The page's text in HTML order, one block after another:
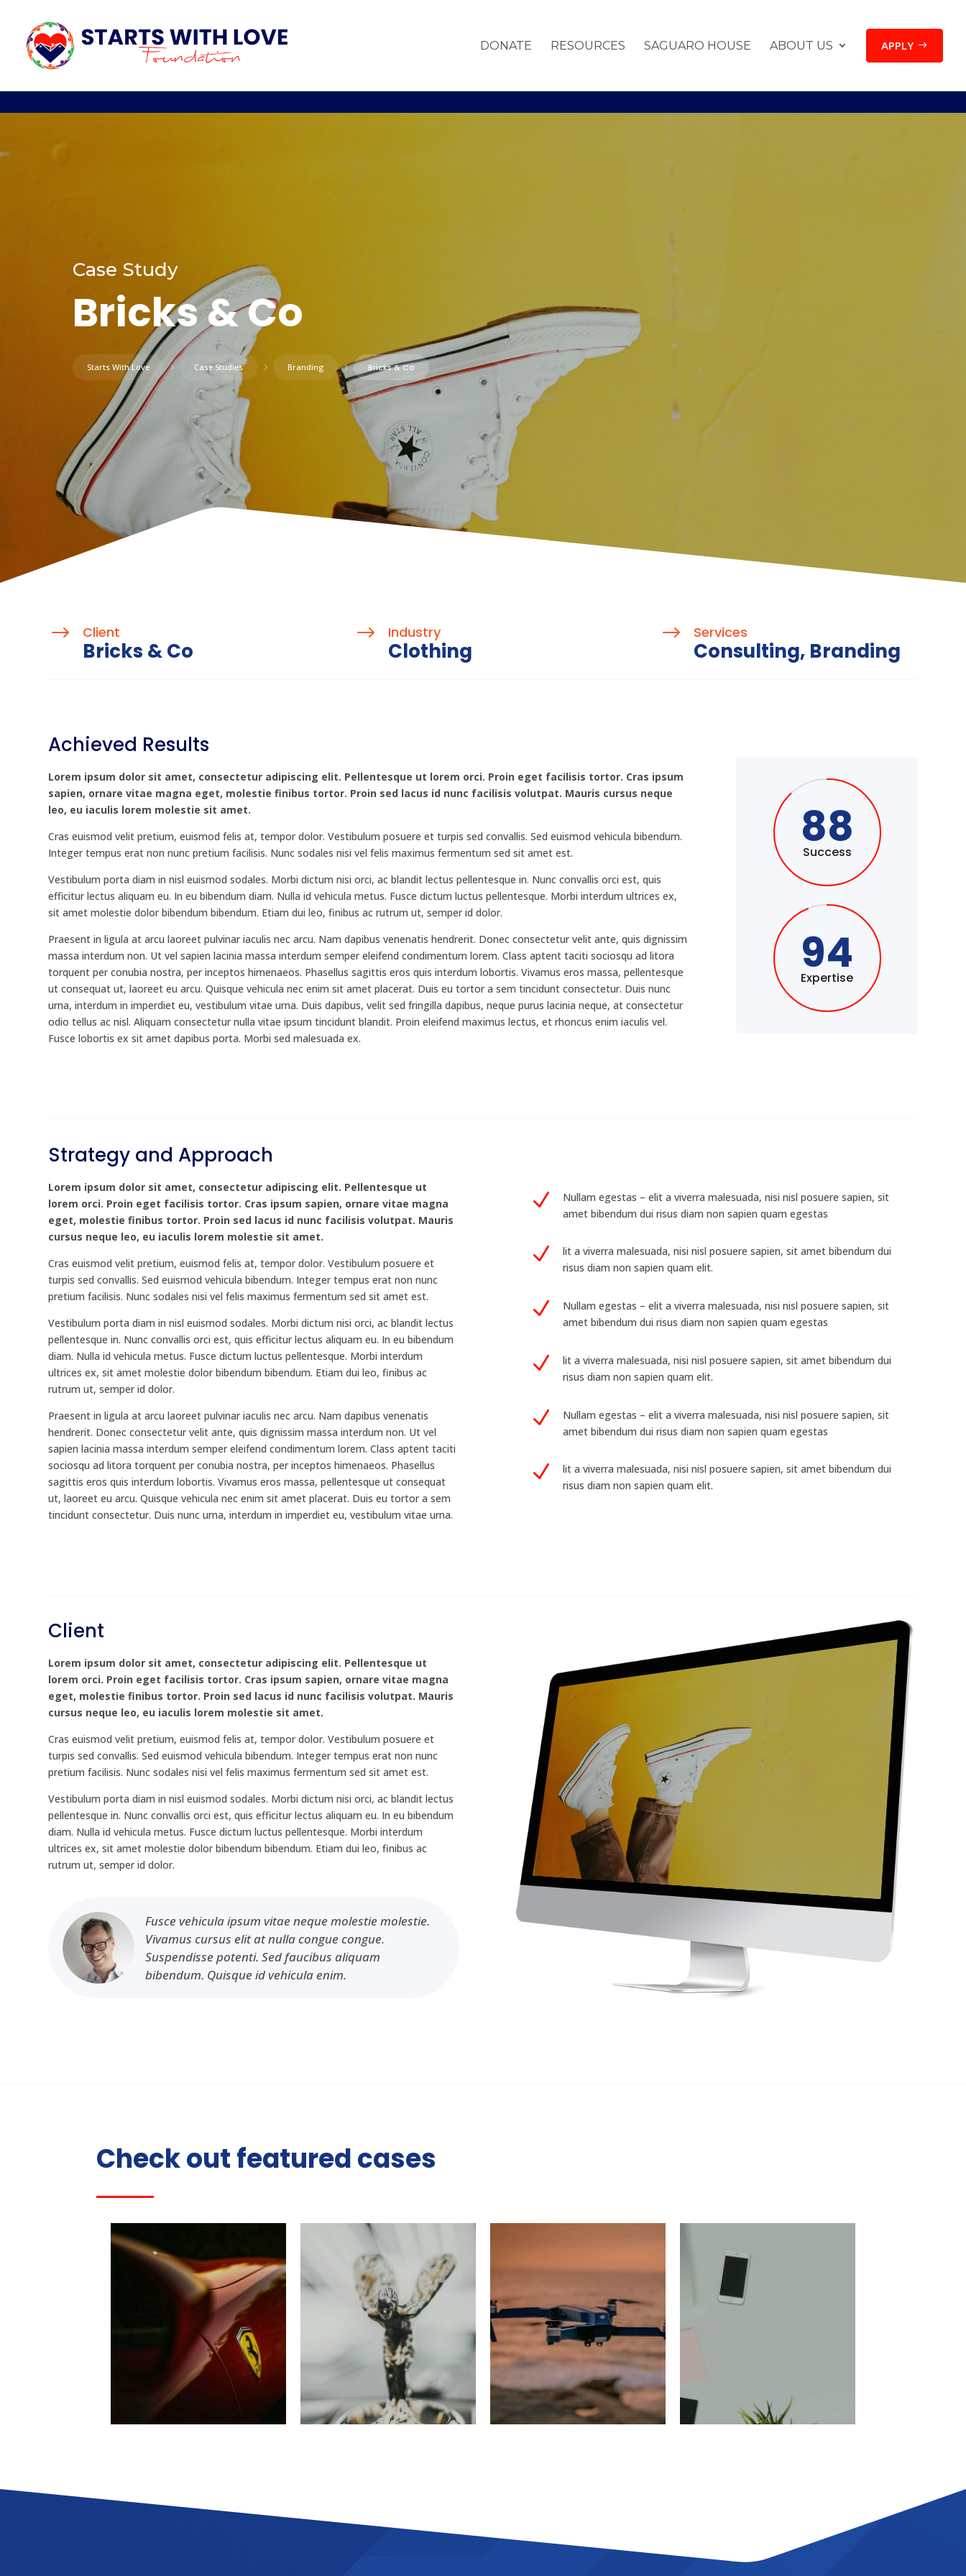
DONATE RESOURCES SAGUARO HOUSE ABOUT US APPLY
Case Study
Bricks & Co
Starts With Love 5 Case Studies 5 Branding 5 Bricks & Co
$ Client
Bricks & Co
$ Industry
Clothing
$ Services
Consulting, Branding
Achieved Results
Lorem ipsum dolor sit amet, consectetur adipiscing elit. Pellentesque ut lorem orci. Proin eget facilisis tortor. Cras ipsum
sapien, ornare vitae magna eget, molestie finibus tortor. Proin sed lacus id nunc facilisis volutpat. Mauris cursus neque
leo, eu iaculis lorem molestie sit amet.
Cras euismod velit pretium, euismod felis at, tempor dolor. Vestibulum posuere et turpis sed convallis. Sed euismod vehicula bibendum.
Integer tempus erat non nunc pretium facilisis. Nunc sodales nisi vel felis maximus fermentum sed sit amet est.
Vestibulum porta diam in nisl euismod sodales. Morbi dictum nisi orci, ac blandit lectus pellentesque in. Nunc convallis orci est, quis
efficitur lectus aliquam eu. In eu bibendum diam. Nulla id vehicula metus. Fusce dictum luctus pellentesque. Morbi interdum ultrices ex,
sit amet molestie dolor bibendum bibendum. Etiam dui leo, finibus ac rutrum ut, semper id dolor.
Praesent in ligula at arcu laoreet pulvinar iaculis nec arcu. Nam dapibus venenatis hendrerit. Donec consectetur velit ante, quis dignissim
massa interdum non. Ut vel sapien lacinia massa interdum semper eleifend condimentum lorem. Class aptent taciti sociosqu ad litora
torquent per conubia nostra, per inceptos himenaeos. Phasellus sagittis eros quis interdum lobortis. Vivamus eros massa, pellentesque
ut consequat ut, laoreet eu arcu. Quisque vehicula nec enim sit amet placerat. Duis eu tortor a sem tincidunt consectetur. Duis nunc
urna, interdum in imperdiet eu, vestibulum vitae urna. Duis dapibus, velit sed fringilla dapibus, neque purus lacinia neque, at consectetur
odio tellus ac nisl. Aliquam consectetur nulla vitae ipsum tincidunt blandit. Proin eleifend maximus lectus, et rhoncus enim iaculis vel.
Fusce lobortis ex sit amet dapibus porta. Morbi sed malesuada ex.
88
Success
94
Expertise
Strategy and Approach
Lorem ipsum dolor sit amet, consectetur adipiscing elit. Pellentesque ut
lorem orci. Proin eget facilisis tortor. Cras ipsum sapien, ornare vitae magna
eget, molestie finibus tortor. Proin sed lacus id nunc facilisis volutpat. Mauris
cursus neque leo, eu iaculis lorem molestie sit amet.
Cras euismod velit pretium, euismod felis at, tempor dolor. Vestibulum posuere et
turpis sed convallis. Sed euismod vehicula bibendum. Integer tempus erat non nunc
pretium facilisis. Nunc sodales nisi vel felis maximus fermentum sed sit amet est.
Vestibulum porta diam in nisl euismod sodales. Morbi dictum nisi orci, ac blandit lectus
pellentesque in. Nunc convallis orci est, quis efficitur lectus aliquam eu. In eu bibendum
diam. Nulla id vehicula metus. Fusce dictum luctus pellentesque. Morbi interdum
ultrices ex, sit amet molestie dolor bibendum bibendum. Etiam dui leo, finibus ac
rutrum ut, semper id dolor.
Praesent in ligula at arcu laoreet pulvinar iaculis nec arcu. Nam dapibus venenatis
hendrerit. Donec consectetur velit ante, quis dignissim massa interdum non. Ut vel
sapien lacinia massa interdum semper eleifend condimentum lorem. Class aptent taciti
sociosqu ad litora torquent per conubia nostra, per inceptos himenaeos. Phasellus
sagittis eros quis interdum lobortis. Vivamus eros massa, pellentesque ut consequat
ut, laoreet eu arcu. Quisque vehicula nec enim sit amet placerat. Duis eu tortor a sem
tincidunt consectetur. Duis nunc urna, interdum in imperdiet eu, vestibulum vitae urna.
N
Nullam egestas – elit a viverra malesuada, nisi nisl posuere sapien, sit
amet bibendum dui risus diam non sapien quam egestas
N
lit a viverra malesuada, nisi nisl posuere sapien, sit amet bibendum dui
risus diam non sapien quam elit.
N
Nullam egestas – elit a viverra malesuada, nisi nisl posuere sapien, sit
amet bibendum dui risus diam non sapien quam egestas
N
lit a viverra malesuada, nisi nisl posuere sapien, sit amet bibendum dui
risus diam non sapien quam elit.
N
Nullam egestas – elit a viverra malesuada, nisi nisl posuere sapien, sit
amet bibendum dui risus diam non sapien quam egestas
N
lit a viverra malesuada, nisi nisl posuere sapien, sit amet bibendum dui
risus diam non sapien quam elit.
Client
Lorem ipsum dolor sit amet, consectetur adipiscing elit. Pellentesque ut
lorem orci. Proin eget facilisis tortor. Cras ipsum sapien, ornare vitae magna
eget, molestie finibus tortor. Proin sed lacus id nunc facilisis volutpat. Mauris
cursus neque leo, eu iaculis lorem molestie sit amet.
Cras euismod velit pretium, euismod felis at, tempor dolor. Vestibulum posuere et
turpis sed convallis. Sed euismod vehicula bibendum. Integer tempus erat non nunc
pretium facilisis. Nunc sodales nisi vel felis maximus fermentum sed sit amet est.
Vestibulum porta diam in nisl euismod sodales. Morbi dictum nisi orci, ac blandit lectus
pellentesque in. Nunc convallis orci est, quis efficitur lectus aliquam eu. In eu bibendum
diam. Nulla id vehicula metus. Fusce dictum luctus pellentesque. Morbi interdum
ultrices ex, sit amet molestie dolor bibendum bibendum. Etiam dui leo, finibus ac
rutrum ut, semper id dolor.
Fusce vehicula ipsum vitae neque molestie molestie.
Vivamus cursus elit at nulla congue congue.
Suspendisse potenti. Sed faucibus aliquam
bibendum. Quisque id vehicula enim.
Check out featured cases